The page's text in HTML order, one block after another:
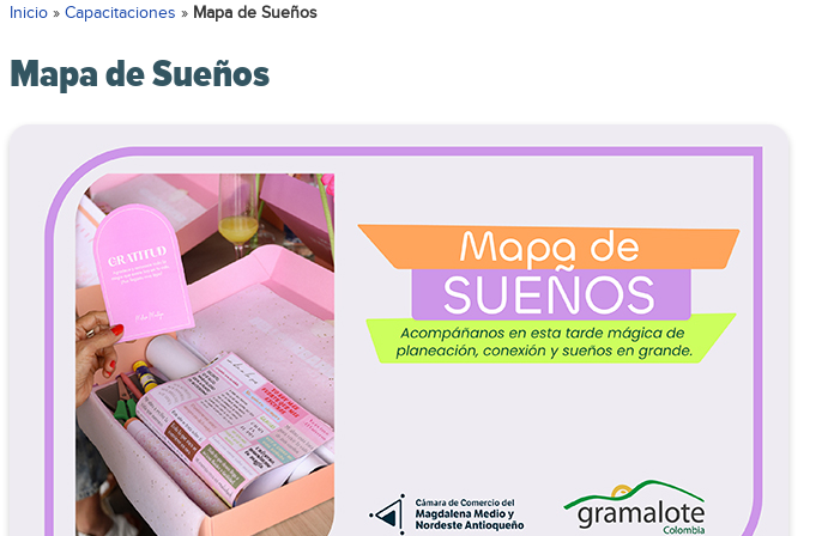
Inicio » Capacitaciones » Mapa de Sueños
Mapa de Sueños